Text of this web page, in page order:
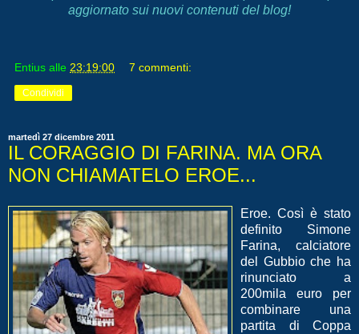
aggiornato sui nuovi contenuti del blog!
Entius alle 23:19:00 7 commenti:
Condividi
martedì 27 dicembre 2011
IL CORAGGIO DI FARINA. MA ORA
NON CHIAMATELO EROE...
Eroe. Così è stato
definito Simone
Farina, calciatore
del Gubbio che ha
rinunciato a
200mila euro per
combinare una
partita di Coppa